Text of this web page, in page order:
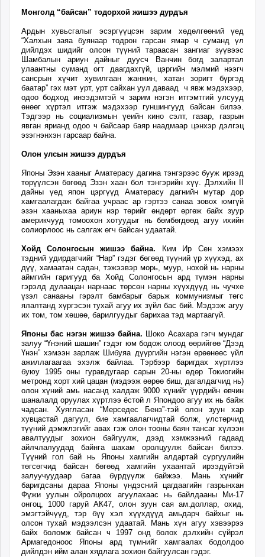
ergelt.mn
today.mn
zuv.mn
mminfo.mn
ugluu.mn
urlag.mn
unen.mn
asu.mn
shuurhai.mn
unuudur.mn
isee.mn
mglradio.com
fact.mn
itoim.mn
tumen.mn
shuum.mn
times.mn
tvmongolia.mn
mass.mn
unegui.mn
assa.mn
toim.mn
tac.mn
paparazzi.mn
unread.today
Монголд “байсан” тодорхой жишээ дурдъя
Ардын хувьсгалыг эсэргүүцсэн зарим хөдөлгөөний үед
“Халхын заяа буянаар тодрон гарсан ямар ч суманд үл
дийлдэх шидийг олсон түүний тараасан зангиаг зүүвээс
Шамбалын ариун дайныг дуусч Ванчин богд залартал
улаантны суманд огт даагдахгүй, цэргийн мэлмий нээгч
сансрын хүчит хувилгаан жанжин, хатан зоригт бүргэд
баатар” гэх мэт урт, урт сайхан уул даваад ч явж мэдэхээр,
одоо бодход инээдэмтэй ч зарим нэгэн итгэмтгий улсууд
өнөөг хүртэл итгэж мэдэхээр гуншингууд байсан билээ.
Тэдгээр нь социализмын үеийн кино сэлт, газар, газрын
явган ярианд одоо ч байсаар баяр наадмаар цэнхэр дэлгэц
эзэгнэнхэн гарсаар байна.
Олон улсын жишээ дурдъя
Японы Эзэн хааныг Аматерасу дагина тэнгэрээс бууж ирээд
төрүүлсэн бөгөөд Эзэн хаан бол тэнгэрийн хүү. Дэлхийн II
дайны үед япон цэргүүд Аматерасу дагнийн мутар дор
хамгаалагдаж байгаа учраас ар гэртээ санаа зовох юмгүй
эзэн хааныхаа ариун нэр төрийг өндөрт өргөж байх зуур
америкчууд томоохон хотуудыг нь бөмбөгдөөд агуу ихийн
солиорлоос нь салгаж өгч байсан удаатай.
Хойд Солонгосын жишээ байна. Ким Ир Сен хэмээх
тэдний удирдагчийг “Нар” гэдэг бөгөөд түүний үр хүүхэд, ах
дүү, хамаатан садан, тэжээвэр морь, муур, нохой нь нарны
аймгийн гаригууд ба Хойд Солонгосын ард түмэн нарны
гэрэлд дулаацан нарнаас төрсөн нарны хүүхдүүд нь чучхе
үзэл санааны гэрэлт бамбарыг барьж коммунизмыг төгс
ялалтанд хүргэсэн тухай агуу их зүйл бас бий. Мэдээж агуу
их том, том хөшөө, барилгуудыг барихаа тэд мартаагүй.
Японы бас нэгэн жишээ байна. Шоко Асахара гэгч мундаг
залуу “Үнэний шашин” гэдэг юм бодож олоод өөрийгөө “Дээд
Үнэн” хэмээн зарлаж Шибуяа дүүргийн нэгэн өрөөнөөс үйл
ажиллагаагаа эхэлж байлаа. Тэрбээр баригдах хүртлээ
буюу 1995 оны гуравдугаар сарын 20-ны өдөр Токиогийн
метронд хорт хий цацан (мэдээж өөрөө биш, дагалдагчид нь)
олон хүний амь насанд халдаж 9000 хүнийг үүрдийн өвчин
шаналалд оруулах хүртлээ ёстой л Япондоо агуу их нь байж
чадсан. Хуягласан “Мерседес Бенз”-тэй олон зуун хар
хувцастай дагуул, бие хамгаалагчидтай болж, улстөрчид
түүний дэмжлэгийг авах гэж олон тооны баян тансаг хүлээн
авалтуудыг зохион байгуулж, дээд хэмжээний гадаад
айлчлалуудад байнга шахам оролцуулж байсан билээ.
Түүний гол бай нь Японы хамгийн алдартай сургуулийн
төгсөгчид байсан бөгөөд хамгийн ухаантай ирээдүйтэй
залуучуудаар багаа бүрдүүлж байжээ. Мань хүнийг
баригдсаны дараа Японы үндэсний цагдаагийн газрынхан
Фүжи уулын ойролцоох агуулахаас нь байлдааны Ми-17
онгоц, 1000 гаруй АК47, олон зуун сая ам.доллар, охид,
эмэгтэйчүүд, тэр бүү хэл хүүхдүүд амьдарч байхыг нь
олсон тухай мэдээлсэн удаатай. Мань хүн агуу хэвээрээ
байх боломж байсан ч 1997 онд болох дэлхийн сүйрэл
Армагедоноос Японы ард түмнийг хамгаалах бодолдоо
дийлдэн ийм алан хядлага зохион байгуулсан гэдэг.